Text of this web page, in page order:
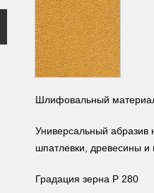
Шлифовальный
Универсальный абразив
шпатлевки, древесины и
Градация зерна P 280